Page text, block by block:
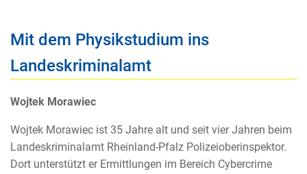
Mit dem Physikstudium ins
Landeskriminalamt
Wojtek Morawiec
Wojtek Morawiec ist 35 Jahre alt und seit vier Jahren beim
Landeskriminalamt Rheinland-Pfalz Polizeioberinspektor.
Dort unterstützt er Ermittlungen im Bereich Cybercrime